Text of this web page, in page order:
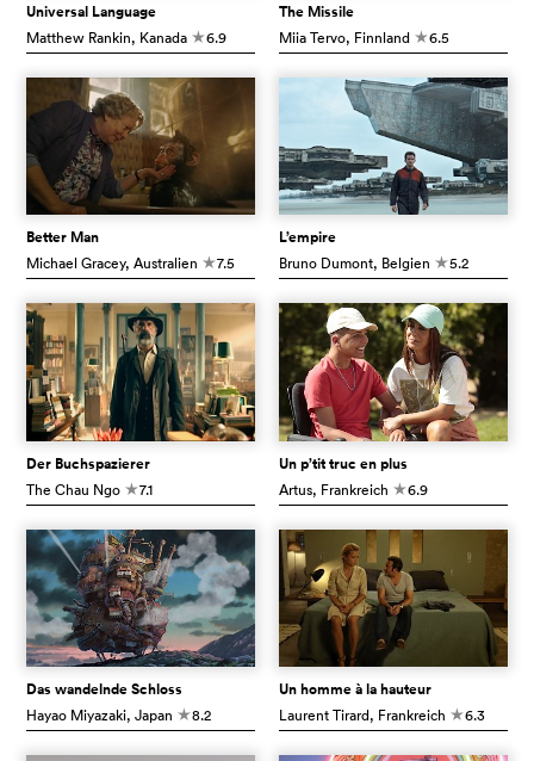
Universal Language
Matthew Rankin, Kanada c6.9
The Missile
Miia Tervo, Finnland c6.5
Better Man
Michael Gracey, Australien c7.5
L’empire
Bruno Dumont, Belgien c5.2
Der Buchspazierer
The Chau Ngo c7.1
Un p’tit truc en plus
Artus, Frankreich c6.9
Das wandelnde Schloss
Hayao Miyazaki, Japan c8.2
Un homme à la hauteur
Laurent Tirard, Frankreich c6.3